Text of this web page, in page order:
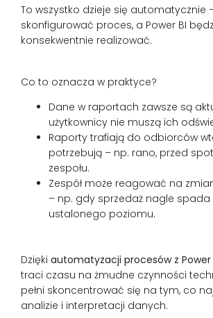
To wszystko dzieje się automatycznie
skonfigurować proces, a Power BI
konsekwentnie realizować.
Co to oznacza w praktyce?
Dane w raportach zawsze są
użytkownicy nie muszą ich
Raporty trafiają do odbiorców
potrzebują – np. rano, przed
zespołu.
Zespół może reagować na
– np. gdy sprzedaż nagle spada
ustalonego poziomu.
Dzięki automatyzacji procesów z Power
traci czasu na żmudne czynności
pełni skoncentrować się na tym, co
analizie i interpretacji danych.